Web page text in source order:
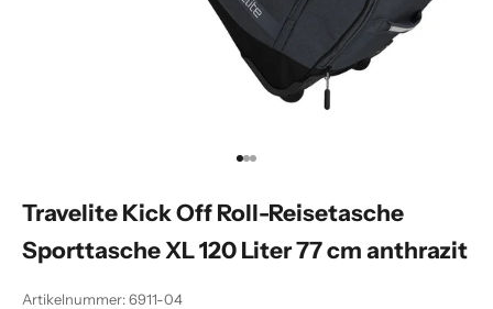
Gehe zu Element 1
Gehe zu Element 2
Gehe zu Element 3
Travelite Kick Off Roll-Reisetasche
Sporttasche XL 120 Liter 77 cm anthrazit
Artikelnummer: 6911-04